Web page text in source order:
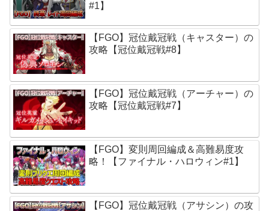
#1】
【FGO】冠位戴冠戦（キャスター）の
攻略【冠位戴冠戦#8】
【FGO】冠位戴冠戦（アーチャー）の
攻略【冠位戴冠戦#7】
【FGO】変則周回編成＆高難易度攻
略！【ファイナル・ハロウィン#1】
【FGO】冠位戴冠戦（アサシン）の攻